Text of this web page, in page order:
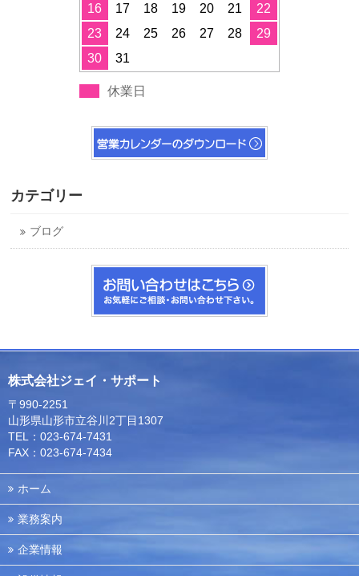
16
17 18 19 20 21
22
23
24 25 26 27 28
29
30
31
休業日
カテゴリー
ブログ
株式会社ジェイ・サポート
〒990-2251
山形県山形市立谷川2丁目1307
TEL：023-674-7431
FAX：023-674-7434
ホーム
業務案内
企業情報